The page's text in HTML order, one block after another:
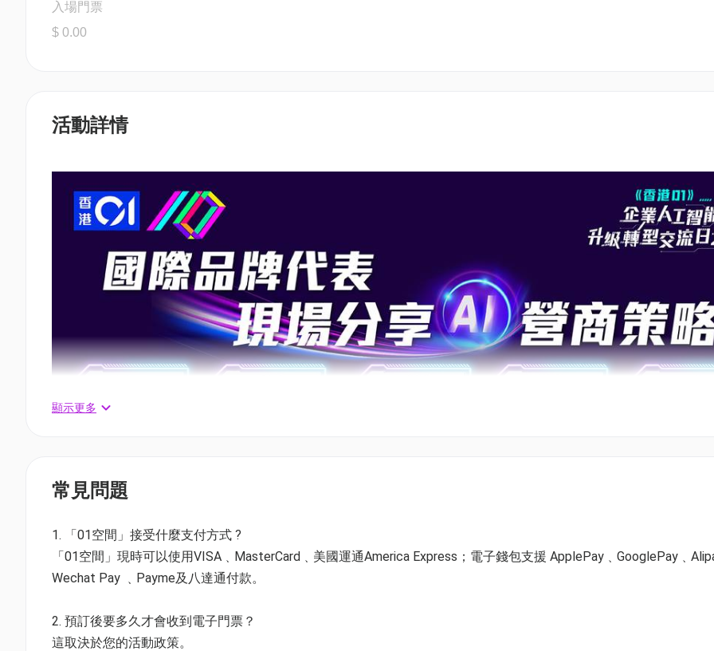
入場門票
$ 0.00
活動詳情
顯示更多
常見問題
1. 「01空間」接受什麼支付方式 ?
「01空間」現時可以使用VISA﹑MasterCard﹑美國運通America Express；電子錢包支援
Wechat Pay ﹑Payme及八達通付款。
2. 預訂後要多久才會收到電子門票？
這取決於您的活動政策。